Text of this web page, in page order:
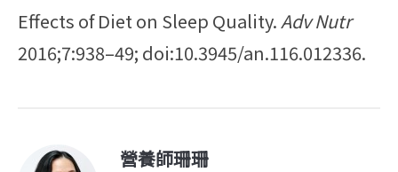
Effects of Diet on Sleep Quality.Adv Nutr
2016;7:938–49; doi:10.3945/an.116.012336.
營養師珊珊